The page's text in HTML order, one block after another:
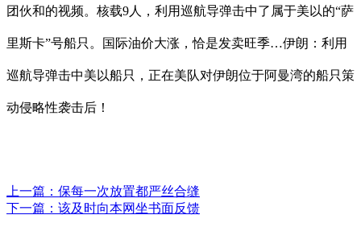
团伙和的视频。核载9人，利用巡航导弹击中了属于美以的“萨
里斯卡”号船只。国际油价大涨，恰是发卖旺季…伊朗：利用
巡航导弹击中美以船只，正在美队对伊朗位于阿曼湾的船只策
动侵略性袭击后！
上一篇： 保每一次放置都严丝合缝
下一篇： 该及时向本网坐书面反馈